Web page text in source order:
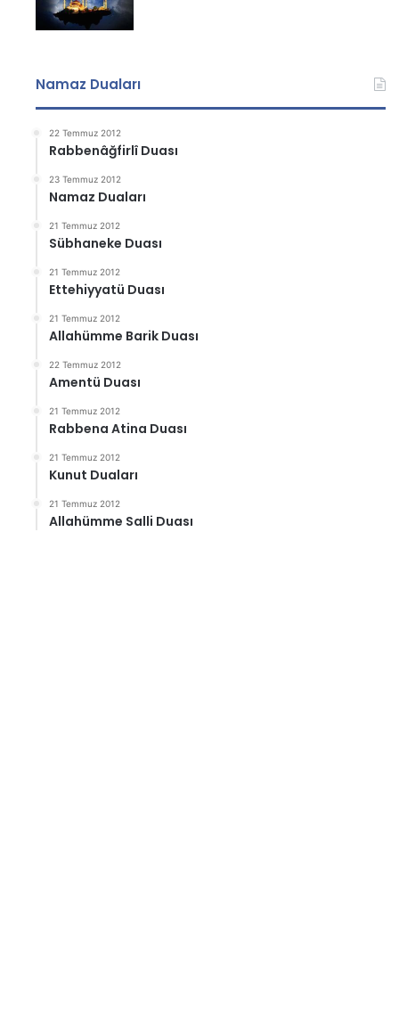
Namaz Duaları
22 Temmuz 2012
Rabbenâğfirlî Duası
23 Temmuz 2012
Namaz Duaları
21 Temmuz 2012
Sübhaneke Duası
21 Temmuz 2012
Ettehiyyatü Duası
21 Temmuz 2012
Allahümme Barik Duası
22 Temmuz 2012
Amentü Duası
21 Temmuz 2012
Rabbena Atina Duası
21 Temmuz 2012
Kunut Duaları
21 Temmuz 2012
Allahümme Salli Duası